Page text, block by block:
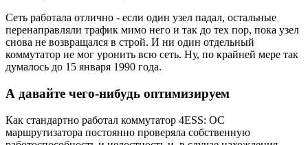
Сеть работала отлично - если один узел падал, остальные
перенаправляли трафик мимо него и так до тех пор, пока узел
снова не возвращался в строй. И ни один отдельный
коммутатор не мог уронить всю сеть. Ну, по крайней мере так
думалось до 15 января 1990 года.
А давайте чего-нибудь оптимизируем
Как стандартно работал коммутатор 4ESS: ОС
маршрутизатора постоянно проверяла собственную